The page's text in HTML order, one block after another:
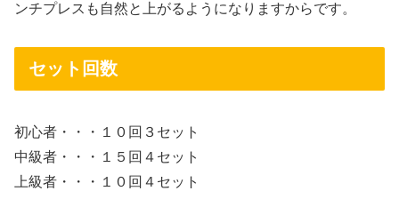
ンチプレスも自然と上がるようになりますからです。
セット回数
初心者・・・１０回３セット
中級者・・・１５回４セット
上級者・・・１０回４セット